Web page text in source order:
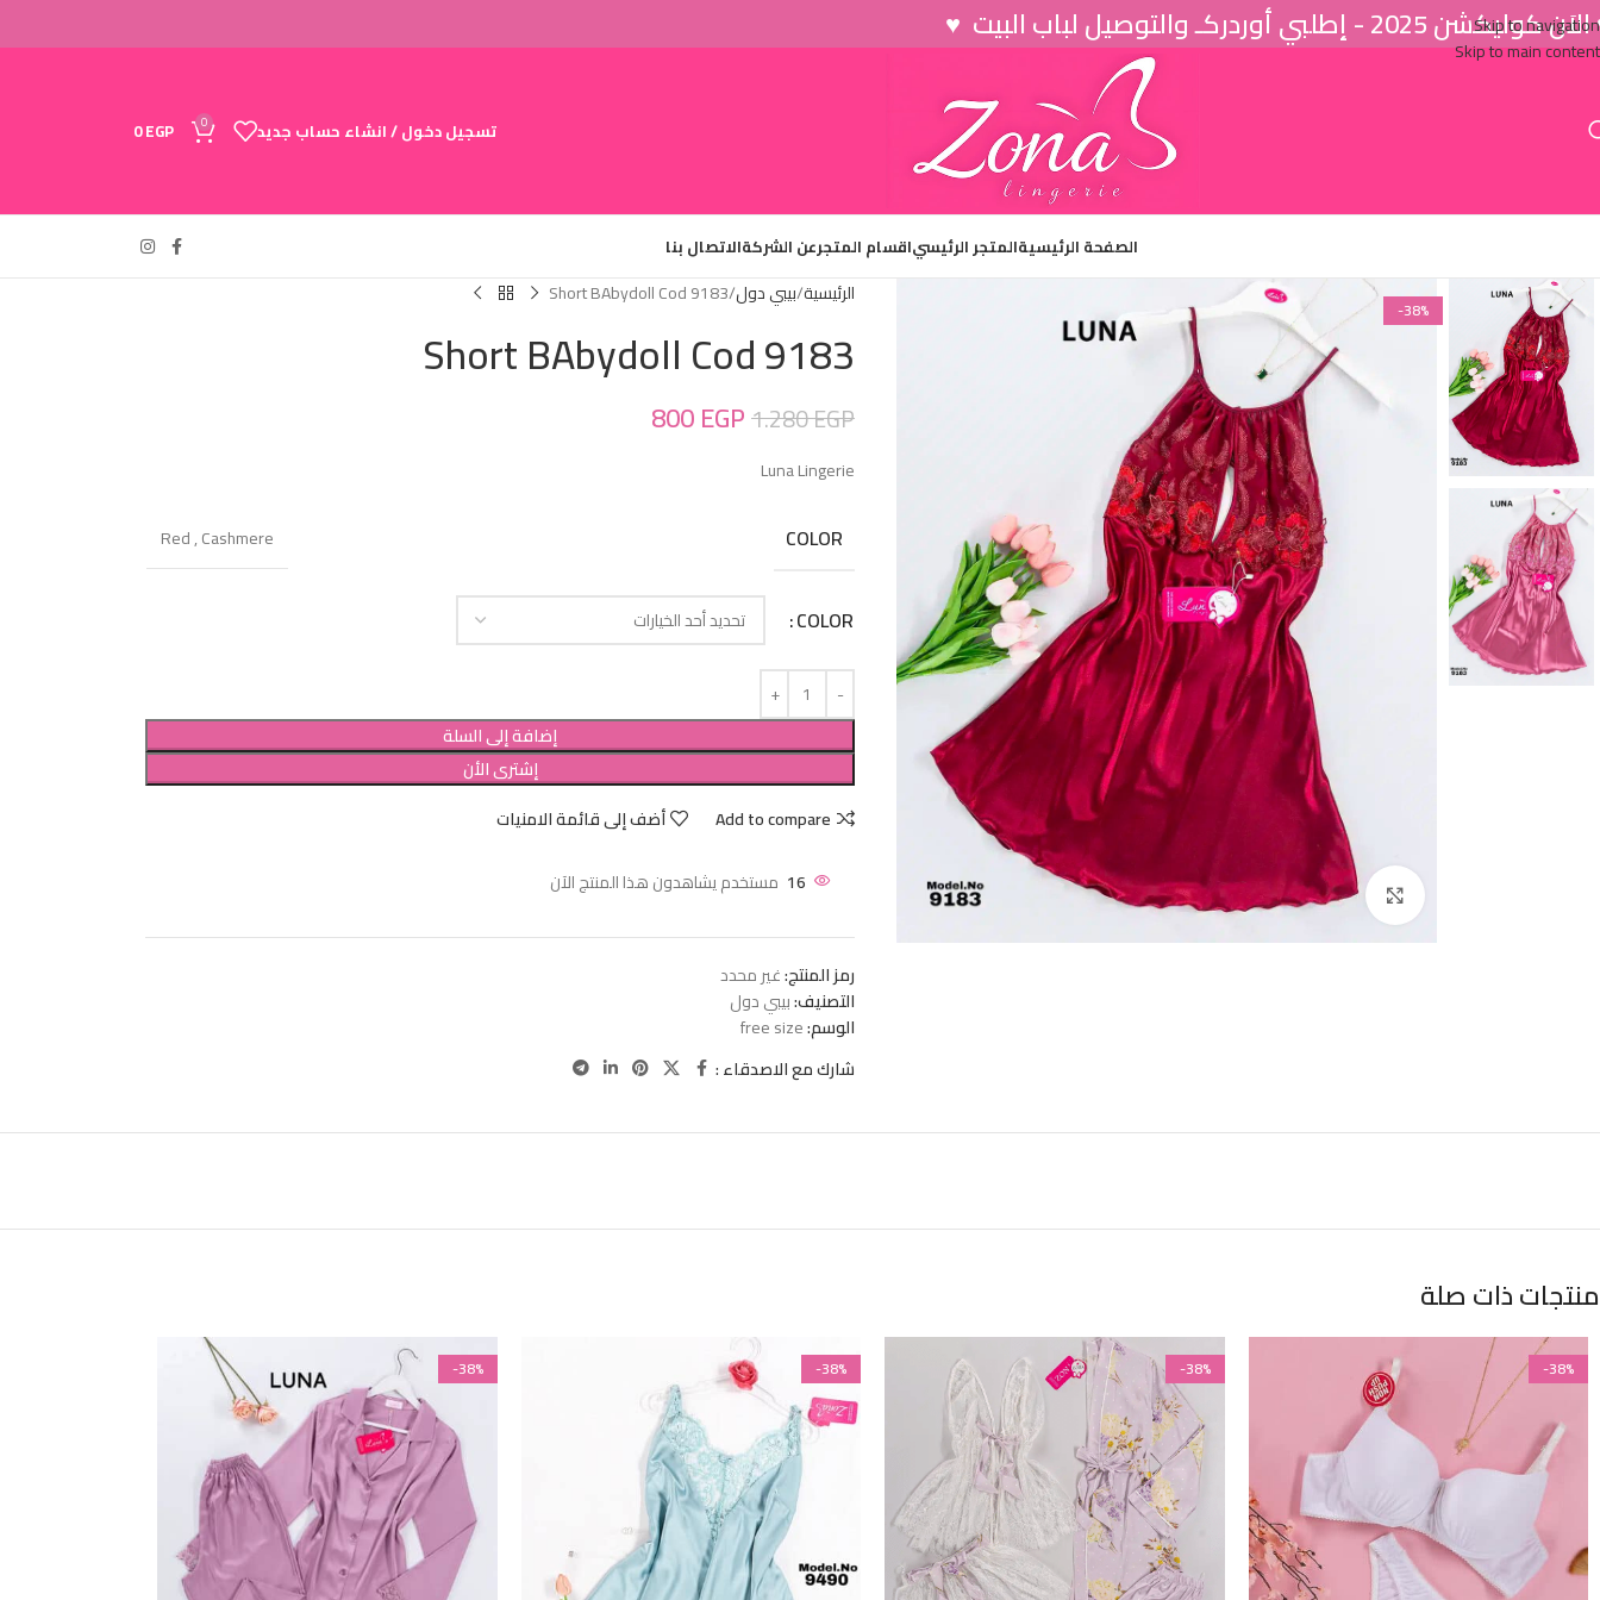
Skip to navigation
Skip to main content
2025 - إطلبي أوردركـ والتوصيل لباب البيت ♥
تسجيل دخول / انشاء حساب جديد 0
0EGP
الصفحة الرئيسيةالمتجر الرئيسياقسام المتجرعن الشركةالاتصال بنا
-38%
Click to enlarge
الرئيسية بيبي دول Short BAbydoll Cod 9183
Short BAbydoll Cod 9183
1.280EGP
800EGP
Luna Lingerie
COLOR
Red,Cashmere
COLOR
إضافة إلى السلة
إشترى الأن
Add to compare
أضف إلى قائمة الامنيات
16 مستخدم يشاهدون هذا المنتج الآن
رمز المنتج:غير محدد
التصنيف:بيبي دول
الوسم:free size
شارك مع الاصدقاء :
منتجات ذات صلة
-38%
-38%
-38%
-38%